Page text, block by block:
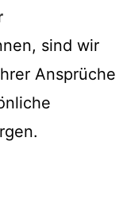
sind wir
Ansprüche